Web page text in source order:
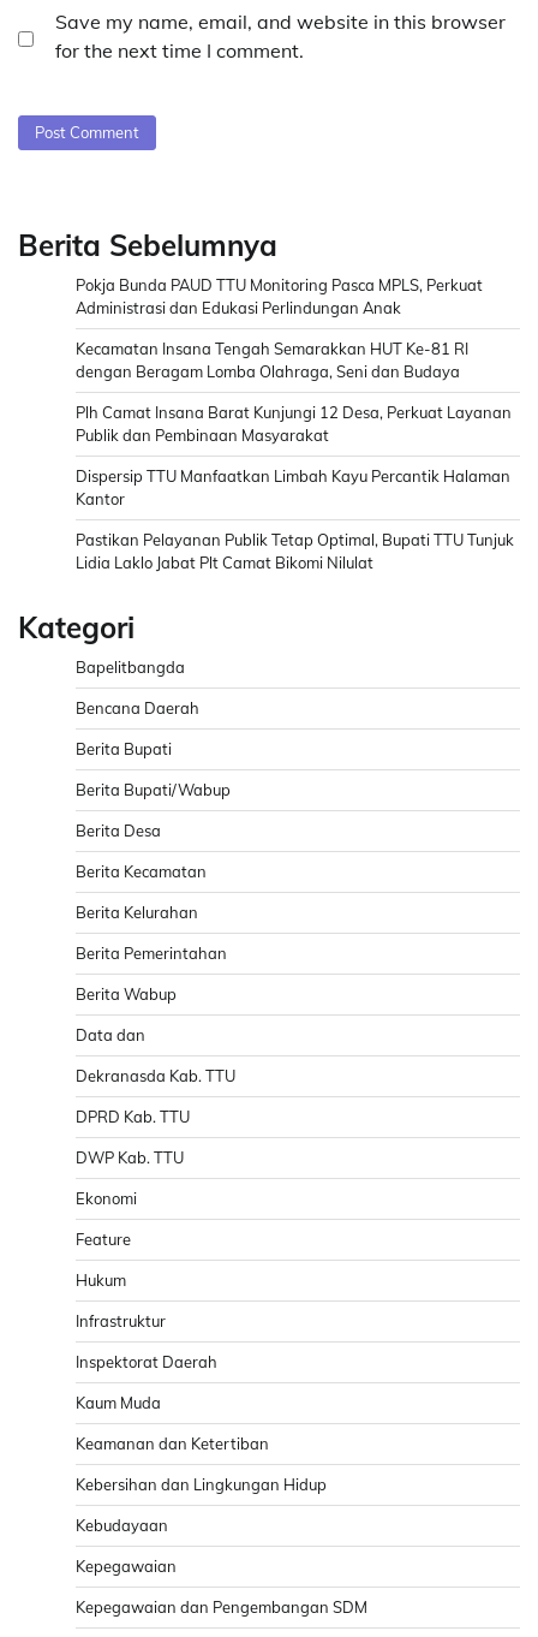
Save my name, email, and website in this browser
for the next time I comment.
Berita Sebelumnya
Pokja Bunda PAUD TTU Monitoring Pasca MPLS, Perkuat
Administrasi dan Edukasi Perlindungan Anak
Kecamatan Insana Tengah Semarakkan HUT Ke-81 RI
dengan Beragam Lomba Olahraga, Seni dan Budaya
Plh Camat Insana Barat Kunjungi 12 Desa, Perkuat Layanan
Publik dan Pembinaan Masyarakat
Dispersip TTU Manfaatkan Limbah Kayu Percantik Halaman
Kantor
Pastikan Pelayanan Publik Tetap Optimal, Bupati TTU Tunjuk
Lidia Laklo Jabat Plt Camat Bikomi Nilulat
Kategori
Bapelitbangda
Bencana Daerah
Berita Bupati
Berita Bupati/Wabup
Berita Desa
Berita Kecamatan
Berita Kelurahan
Berita Pemerintahan
Berita Wabup
Data dan
Dekranasda Kab. TTU
DPRD Kab. TTU
DWP Kab. TTU
Ekonomi
Feature
Hukum
Infrastruktur
Inspektorat Daerah
Kaum Muda
Keamanan dan Ketertiban
Kebersihan dan Lingkungan Hidup
Kebudayaan
Kepegawaian
Kepegawaian dan Pengembangan SDM